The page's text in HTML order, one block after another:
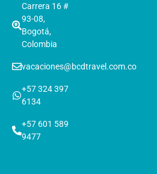
Carrera 16 #
93-08,
Bogotá,
Colombia
vacaciones@bcdtravel.com.co
+57 324 397
6134
+57 601 589
9477